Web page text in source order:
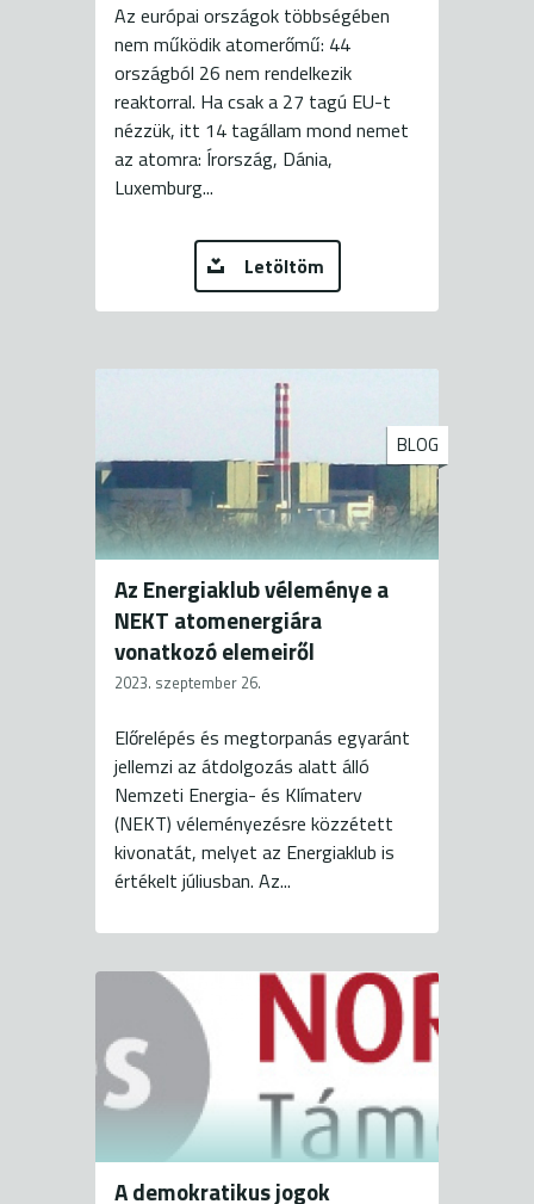
Az európai országok többségében
nem működik atomerőmű: 44
országból 26 nem rendelkezik
reaktorral. Ha csak a 27 tagú EU-t
nézzük, itt 14 tagállam mond nemet
az atomra: Írország, Dánia,
Luxemburg...
Letöltöm
BLOG
Az Energiaklub véleménye a
NEKT atomenergiára
vonatkozó elemeiről
2023. szeptember 26.
Előrelépés és megtorpanás egyaránt
jellemzi az átdolgozás alatt álló
Nemzeti Energia- és Klímaterv
(NEKT) véleményezésre közzétett
kivonatát, melyet az Energiaklub is
értékelt júliusban. Az...
A demokratikus jogok